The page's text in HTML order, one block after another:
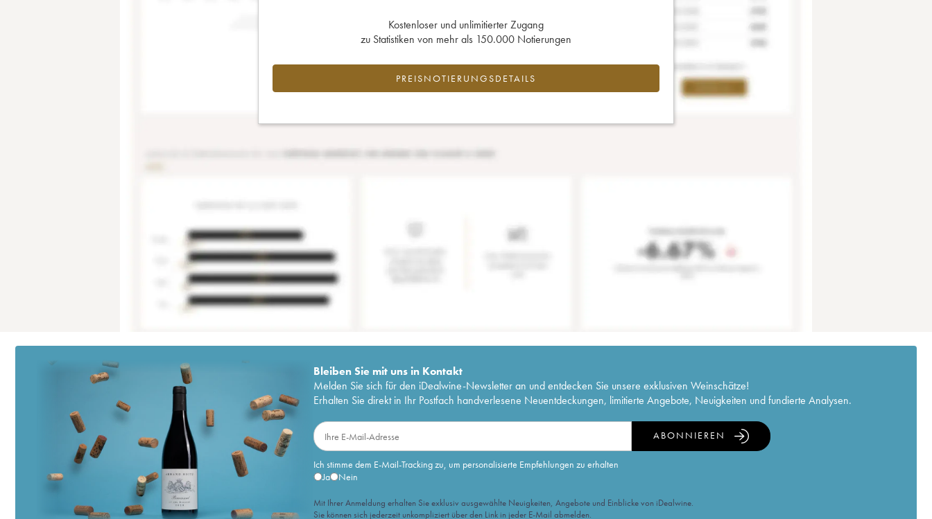
Kostenloser und unlimitierter Zugang
zu Statistiken von mehr als 150.000 Notierungen
PREISNOTIERUNGSDETAILS
Bleiben Sie mit uns in Kontakt
Melden Sie sich für den iDealwine-Newsletter an und entdecken Sie unsere exklusiven Weinschätze!
Erhalten Sie direkt in Ihr Postfach handverlesene Neuentdeckungen, limitierte Angebote, Neuigkeiten und fundierte Analysen.
Ich stimme dem E-Mail-Tracking zu, um personalisierte Empfehlungen zu erhalten
Ja
Nein
ABONNIEREN
Mit Ihrer Anmeldung erhalten Sie exklusiv ausgewählte Neuigkeiten, Angebote und Einblicke von iDealwine.
Sie können sich jederzeit unkompliziert über den Link in jeder E-Mail abmelden.